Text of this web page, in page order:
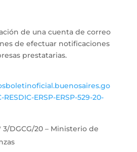
de una cuenta de correo
de efectuar notificaciones
prestatarias.
ERSP-ERSP-529-20-
3/DGCG/20 – Ministerio de